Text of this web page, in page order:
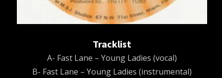
Tracklist
A- Fast Lane – Young Ladies (vocal)
B- Fast Lane – Young Ladies (instrumental)